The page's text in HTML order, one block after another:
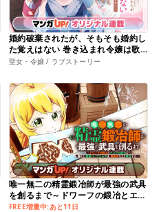
婚約破棄されたが、そもそも婚約し
た覚えはない 巻き込まれ令嬢は歌
って暮らしたい
聖女・令嬢 / ラブストーリー
唯一無二の精霊鍛冶師が最強の武具
を創るまで～ドワーフの鍛冶とエル
フの魔法を極めた最強ハーフエルフ
FREE増量中:あと11日